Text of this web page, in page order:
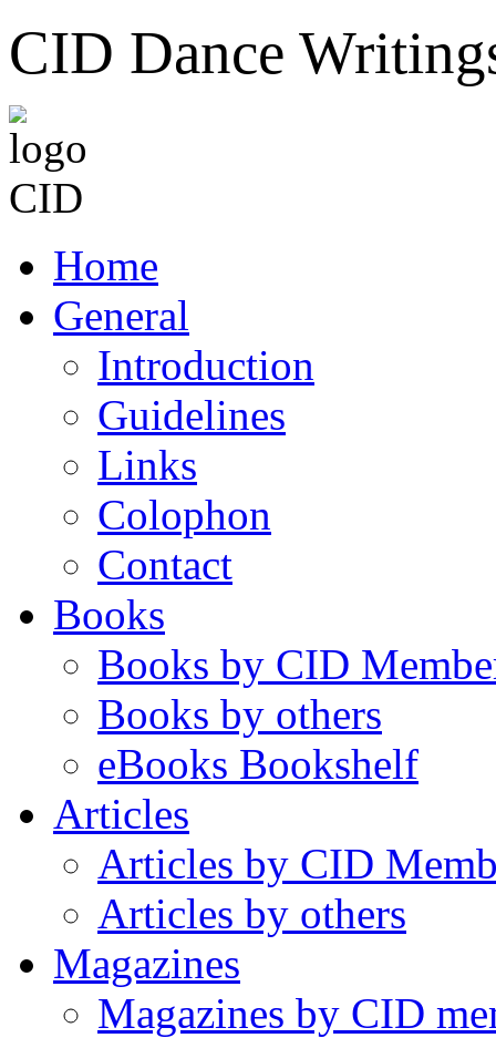
CID Dance
Home
General
Introduction
Guidelines
Links
Colophon
Contact
Books
Books by CID
Books by others
eBooks Bookshelf
Articles
Articles by CID
Articles by others
Magazines
Magazines by CID